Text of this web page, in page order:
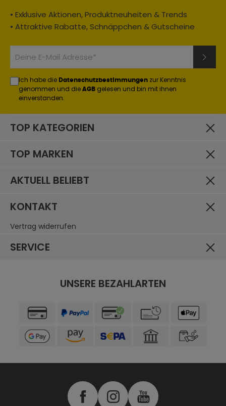
• Exklusive Aktionen, Produktneuheiten & Trends
• Attraktive Rabatte, Schnäppchen & Gutscheine
Ich habe die Datenschutzbestimmungen zur Kenntnis
genommen und die AGB gelesen und bin mit ihnen
einverstanden.
TOP KATEGORIEN
TOP MARKEN
AKTUELL BELIEBT
KONTAKT
Vertrag widerrufen
SERVICE
UNSERE BEZAHLARTEN